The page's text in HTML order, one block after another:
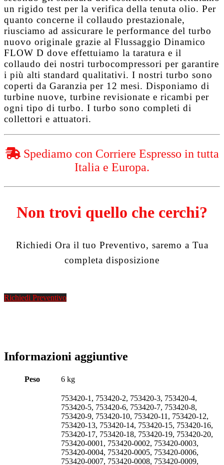
un rigido test per la verifica della tenuta olio. Per
quanto concerne il collaudo prestazionale,
riusciamo ad assicurare le performance del turbo
nuovo originale grazie al Flussaggio Dinamico
FLOW D dove effettuiamo la taratura e il
collaudo dei nostri turbocompressori per garantire
i più alti standard qualitativi. I nostri turbo sono
coperti da Garanzia per 12 mesi. Disponiamo di
turbine nuove, turbine revisionate e ricambi per
ogni tipo di turbo. I turbo sono completi di
collettori e attuatori.
Spediamo con Corriere Espresso in tutta
Italia e Europa.
Non trovi quello che cerchi?
Richiedi Ora il tuo Preventivo, saremo a Tua
completa disposizione
Richiedi Preventivo
Informazioni aggiuntive
Peso 6 kg
753420-1, 753420-2, 753420-3, 753420-4,
753420-5, 753420-6, 753420-7, 753420-8,
753420-9, 753420-10, 753420-11, 753420-12,
753420-13, 753420-14, 753420-15, 753420-16,
753420-17, 753420-18, 753420-19, 753420-20,
753420-0001, 753420-0002, 753420-0003,
753420-0004, 753420-0005, 753420-0006,
753420-0007, 753420-0008, 753420-0009,